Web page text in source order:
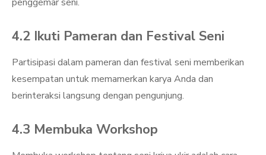
4.2 Ikuti Pameran dan Festival Seni
Partisipasi dalam pameran dan festival seni memberikan
kesempatan untuk memamerkan karya Anda dan
berinteraksi langsung dengan pengunjung.
4.3 Membuka Workshop